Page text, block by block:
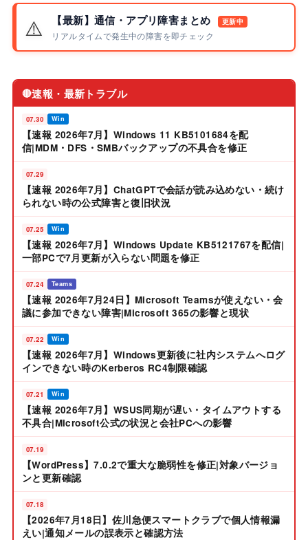
⚠️ 【最新】通信・アプリ障害まとめ 更新中
リアルタイムで発生中の障害を即チェック
🔴速報・最新トラブル
07.30 Win
【速報 2026年7月】Windows 11 KB5101684を配
信|MDM・DFS・SMBバックアップの不具合を修正
07.29
【速報 2026年7月】ChatGPTで会話が読み込めない・続け
られない時の公式障害と復旧状況
07.25 Win
【速報 2026年7月】Windows Update KB5121767を配信|
一部PCで7月更新が入らない問題を修正
07.24 Teams
【速報 2026年7月24日】Microsoft Teamsが使えない・会
議に参加できない障害|Microsoft 365の影響と現状
07.22 Win
【速報 2026年7月】Windows更新後に社内システムへログ
インできない時のKerberos RC4制限確認
07.21 Win
【速報 2026年7月】WSUS同期が遅い・タイムアウトする
不具合|Microsoft公式の状況と会社PCへの影響
07.19
【WordPress】7.0.2で重大な脆弱性を修正|対象バージョ
ンと更新確認
07.18
【2026年7月18日】佐川急便スマートクラブで個人情報漏
えい|通知メールの誤表示と確認方法